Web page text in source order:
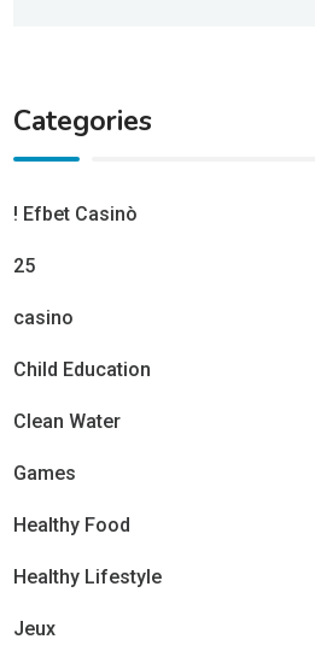
Categories
! Efbet Casinò
25
casino
Child Education
Clean Water
Games
Healthy Food
Healthy Lifestyle
Jeux